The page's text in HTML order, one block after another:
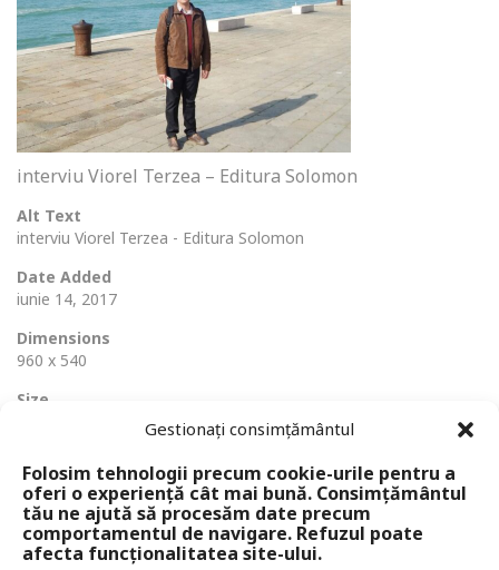
Gestionați consimțământul
Folosim tehnologii precum cookie-urile pentru a
oferi o experiență cât mai bună. Consimțământul
tău ne ajută să procesăm date precum
comportamentul de navigare. Refuzul poate
afecta funcționalitatea site-ului.
interviu Viorel Terzea – Editura Solomon
Alt Text
interviu Viorel Terzea - Editura Solomon
Date Added
iunie 14, 2017
Dimensions
960 x 540
Size